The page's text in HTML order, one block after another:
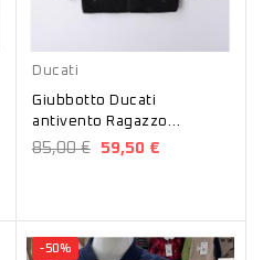
Ducati
Giubbotto Ducati
antivento Ragazzo
GJ641664900
85,00 € 59,50 €
-50%